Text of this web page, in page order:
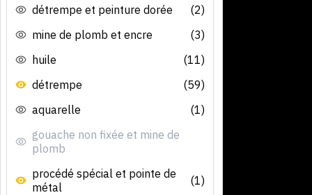
détrempe et peinture dorée
(2)
mine de plomb et encre
(3)
huile
(11)
détrempe
(59)
aquarelle
(1)
gouache non fixée et mine de
plomb
procédé spécial et pointe de
métal
(1)